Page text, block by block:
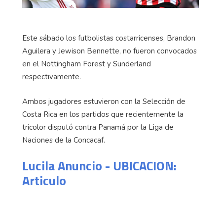
Este sábado los futbolistas costarricenses, Brandon
Aguilera y Jewison Bennette, no fueron convocados
en el Nottingham Forest y Sunderland
respectivamente.
Ambos jugadores estuvieron con la Selección de
Costa Rica en los partidos que recientemente la
tricolor disputó contra Panamá por la Liga de
Naciones de la Concacaf.
Lucila Anuncio - UBICACION:
Articulo